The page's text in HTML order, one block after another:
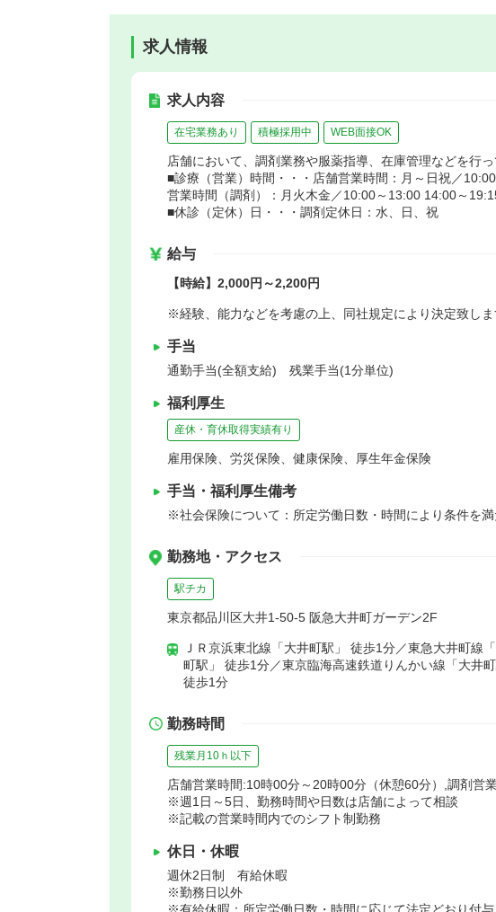
求人情報
求人内容
在宅業務あり 積極採用中 WEB面接OK
店舗において、調剤業務や服薬指導、在庫管理などを行っ
■診療（営業）時間・・・店舗営業時間：月～日祝／
営業時間（調剤）：月火木金／10:00～13:00 14:00～
■休診（定休）日・・・調剤定休日：水、日、祝
給与
【時給】2,000円～2,200円
※経験、能力などを考慮の上、同社規定により決定致しま
手当
通勤手当(全額支給) 残業手当(1分単位)
福利厚生
産休・育休取得実績有り
雇用保険、労災保険、健康保険、厚生年金保険
手当・福利厚生備考
※社会保険について：所定労働日数・時間により条件を満
勤務地・アクセス
駅チカ
東京都品川区大井1-50-5 阪急大井町ガーデン2F
ＪＲ京浜東北線「大井町駅」 徒歩1分／東急大井町線
町駅」 徒歩1分／東京臨海高速鉄道りんかい線「大井町
徒歩1分
勤務時間
残業月10ｈ以下
店舗営業時間:10時00分～20時00分（休憩60分）,調剤営
※週1日～5日、勤務時間や日数は店舗によって相談
※記載の営業時間内でのシフト制勤務
休日・休暇
週休2日制 有給休暇
※勤務日以外
※有給休暇：所定労働日数・時間に応じて法定どおり付与